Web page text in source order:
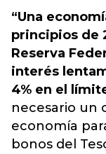
“Una
principios de
Reserva
interés
4% en el
necesario un
economía
bonos del